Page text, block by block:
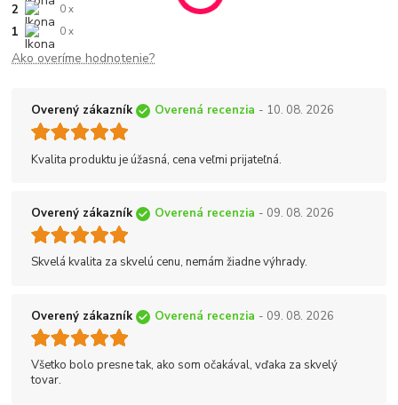
2 0 x
1 0 x
Ako overíme hodnotenie?
Overený zákazník Overená recenzia - 10. 08. 2026
Kvalita produktu je úžasná, cena veľmi prijateľná.
Overený zákazník Overená recenzia - 09. 08. 2026
Skvelá kvalita za skvelú cenu, nemám žiadne výhrady.
Overený zákazník Overená recenzia - 09. 08. 2026
Všetko bolo presne tak, ako som očakával, vďaka za skvelý
tovar.